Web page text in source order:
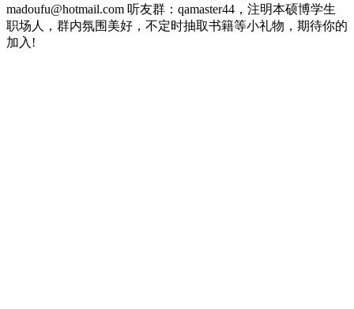
madoufu@hotmail.com 听友群：qamaster44，注明本硕博学生
职场人，群内氛围美好，不定时抽取书籍等小礼物，期待你的
加入!